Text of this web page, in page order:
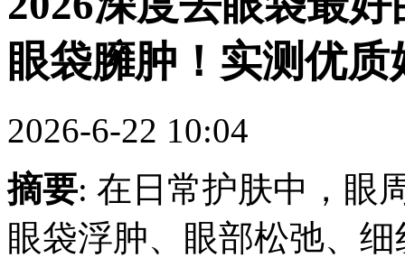
眼袋臃肿！实测优质
2026-6-22 10:04
摘要: 在日常护肤中，眼
眼袋浮肿、眼部松弛、